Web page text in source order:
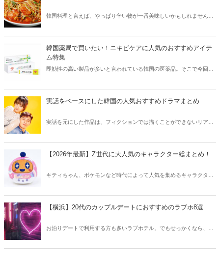
韓国料理と言えば、やっぱり辛い物が一番美味しいかもしれません。
方も必見です。
韓国薬局で買いたい！ニキビケアに人気のおすすめアイテ
ム特集
即効性の高い製品が多いと言われている韓国の医薬品。そこで今回は
う。
実話をベースにした韓国の人気おすすめドラマまとめ
実話を元にした作品は、フィクションでは描くことができないリアル
【2026年最新】Z世代に大人気のキャラクター総まとめ！
キティちゃん、ポケモンなど時代によって人気を集めるキャラクター
クしてみましょう。
【横浜】20代のカップルデートにおすすめのラブホ8選
お泊りデートで利用する方も多いラブホテル。でもせっかくなら、キ